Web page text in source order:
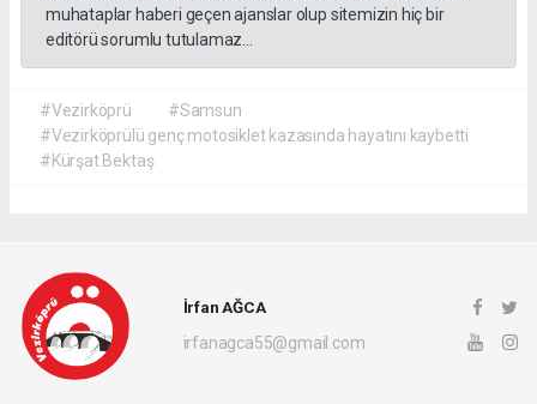
muhataplar haberi geçen ajanslar olup sitemizin hiç bir
editörü sorumlu tutulamaz...
#Vezirköprü
#Samsun
#Vezirköprülü genç motosiklet kazasında hayatını kaybetti
#Kürşat Bektaş
İrfan AĞCA
irfanagca55@gmail.com